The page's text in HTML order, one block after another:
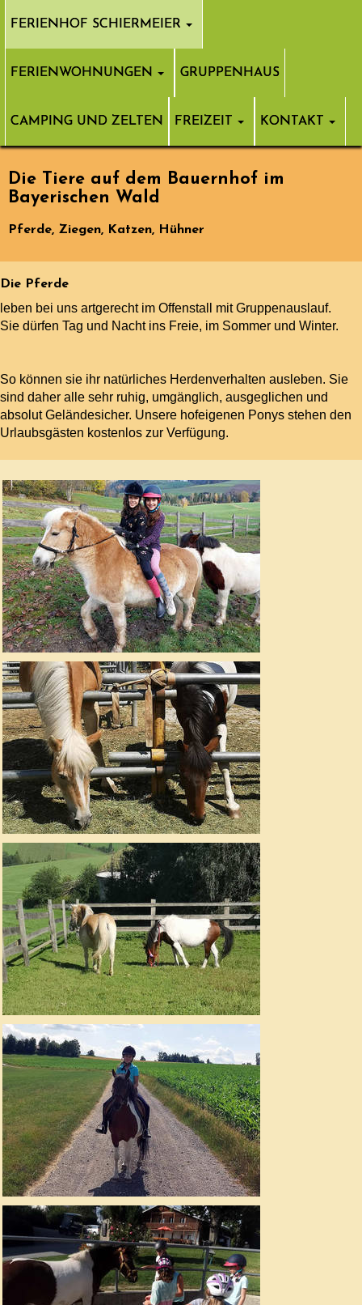
FERIENHOF SCHIERMEIER
FERIENWOHNUNGEN GRUPPENHAUS
CAMPING UND ZELTEN FREIZEIT KONTAKT
Die Tiere auf dem Bauernhof im
Bayerischen Wald
Pferde, Ziegen, Katzen, Hühner
Die Pferde
leben bei uns artgerecht im Offenstall mit Gruppenauslauf.
Sie dürfen Tag und Nacht ins Freie, im Sommer und Winter.
So können sie ihr natürliches Herdenverhalten ausleben. Sie
sind daher alle sehr ruhig, umgänglich, ausgeglichen und
absolut Geländesicher. Unsere hofeigenen Ponys stehen den
Urlaubsgästen kostenlos zur Verfügung.